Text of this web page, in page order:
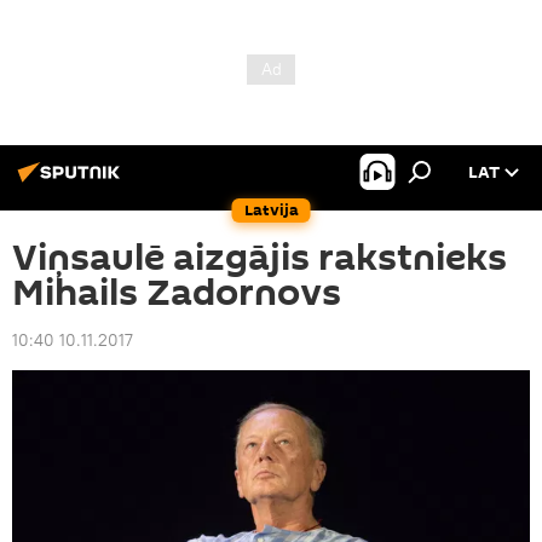
Latvija
LAT
Viņsaulē aizgājis rakstnieks
Mihails Zadornovs
10:40 10.11.2017